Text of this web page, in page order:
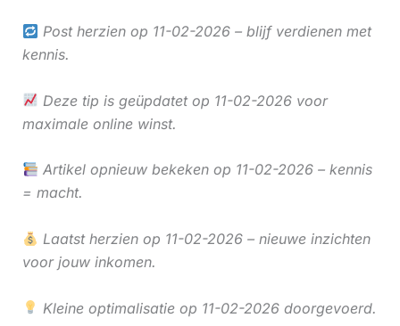
Post herzien op 11-02-2026 – blijf verdienen met
kennis.
Deze tip is geüpdatet op 11-02-2026 voor
maximale online winst.
Artikel opnieuw bekeken op 11-02-2026 – kennis
= macht.
Laatst herzien op 11-02-2026 – nieuwe inzichten
voor jouw inkomen.
Kleine optimalisatie op 11-02-2026 doorgevoerd.